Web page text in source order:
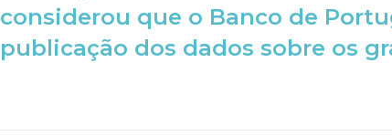
considerou que o Banco de
publicação dos dados sobre os